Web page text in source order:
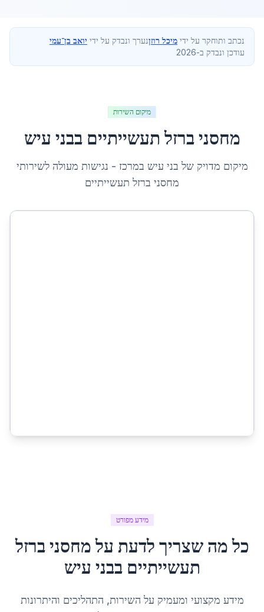
נכתב ותוחקר על ידי מיכל רוזןנערך ונבדק על ידי יואב בן־עמי
עודכן ונבדק ב-2026
מיקום השירות
מחסני ברזל תעשייתיים בבני עיש
מיקום מדויק של בני עיש במרכז - נגישות מעולה לשירותי
מחסני ברזל תעשייתיים
מידע מפורט
כל מה שצריך לדעת עלמחסני ברזל
תעשייתיים בבני עיש
מידע מקצועי ומעמיק על השירות, התהליכים והיתרונות